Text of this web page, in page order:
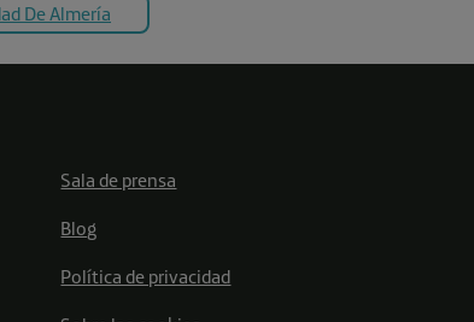
De Almería
Sala de prensa
Blog
Política de privacidad